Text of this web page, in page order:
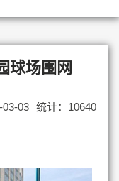
球场围网
03-03 统计：10640